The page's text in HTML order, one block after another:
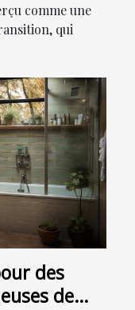
comme une
qui
des
de